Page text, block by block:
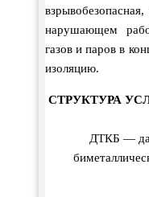
нарушающем
газов и паров в
изоляцию.
СТРУКТУРА
ДТКБ —